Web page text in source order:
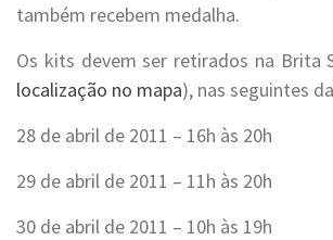
também recebem medalha.
Os kits devem ser retirados na Brita
localização no mapa), nas seguintes
28 de abril de 2011 – 16h às 20h
29 de abril de 2011 – 11h às 20h
30 de abril de 2011 – 10h às 19h